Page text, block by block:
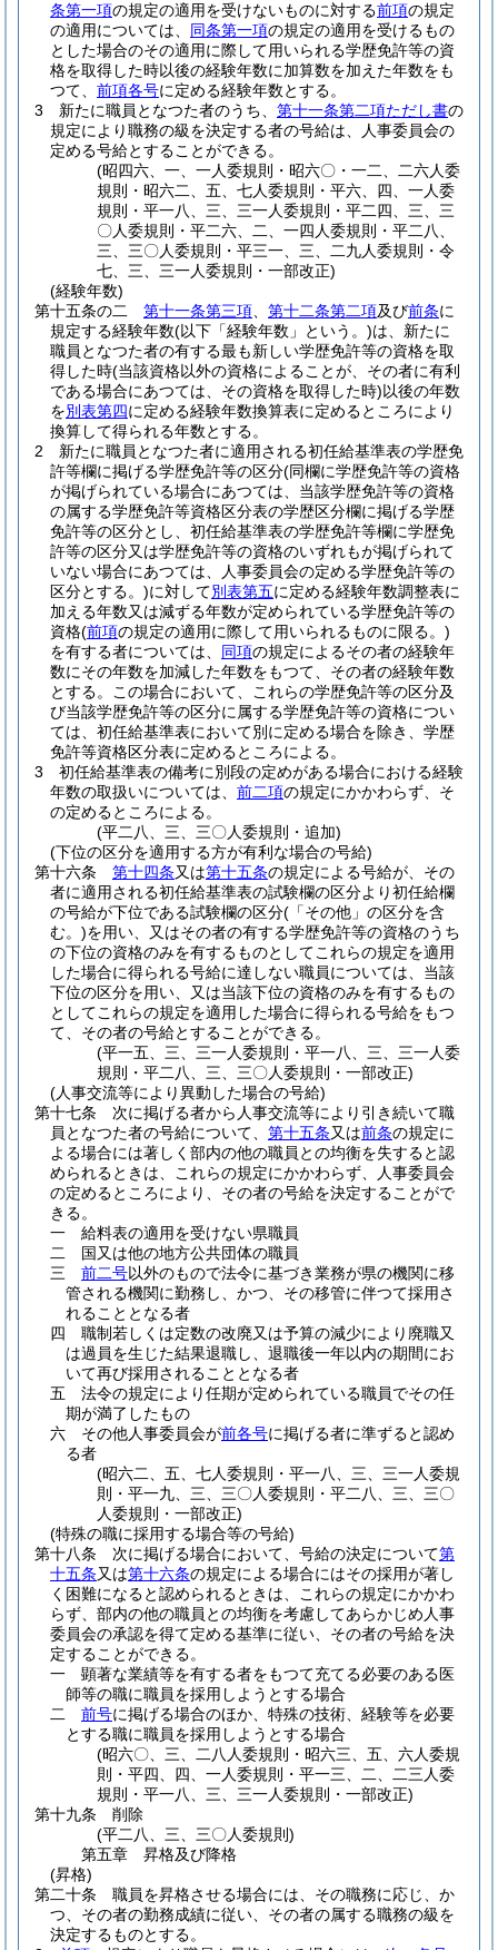
条第一項の規定の適用を受けないものに対する前項の規定
の適用については、 同条第一項の規定の適用を受けるもの
とした場合のその適用に際して用いられる学歴免許等の資
格を取得した時以後の経験年数に加算数を加えた年数をも
つて、 前項各号に定める経験年数とする。
3
新たに職員となつた者のうち、 第十一条第二項ただし書の
規定により職務の級を決定する者の号給は、人事委員会の
定める号給とすることができる。
(昭四六、一、一人委規則・昭六〇・一二、二六人委
規則・昭六二、五、七人委規則・平六、四、一人委
規則・平一八、三、三一人委規則・平二四、三、三
〇人委規則・平二六、二、一四人委規則・平二八、
三、三〇人委規則・平三一、三、二九人委規則・令
七、三、三一人委規則・一部改正)
(経験年数)
第十五条の二
第十一条第三項 第十二条第二項及び前条に
規定する経験年数(以下「経験年数」という。)は、新たに
職員となつた者の有する最も新しい学歴免許等の資格を取
得した時(当該資格以外の資格によることが、その者に有利
である場合にあつては、その資格を取得した時)以後の年数
を別表第四に定める経験年数換算表に定めるところにより
換算して得られる年数とする。
2
新たに職員となつた者に適用される初任給基準表の学歴免
許等欄に掲げる学歴免許等の区分(同欄に学歴免許等の資格
が掲げられている場合にあつては、当該学歴免許等の資格
の属する学歴免許等資格区分表の学歴区分欄に掲げる学歴
免許等の区分とし、初任給基準表の学歴免許等欄に学歴免
許等の区分又は学歴免許等の資格のいずれもが掲げられて
いない場合にあつては、人事委員会の定める学歴免許等の
区分とする。)に対して別表第五に定める経験年数調整表に
加える年数又は減ずる年数が定められている学歴免許等の
資格(前項の規定の適用に際して用いられるものに限る。)
を有する者については、 同項の規定によるその者の経験年
数にその年数を加減した年数をもつて、その者の経験年数
とする。
この場合において、これらの学歴免許等の区分及
び当該学歴免許等の区分に属する学歴免許等の資格につい
ては、初任給基準表において別に定める場合を除き、学歴
免許等資格区分表に定めるところによる。
3
初任給基準表の備考に別段の定めがある場合における経験
年数の取扱いについては、 前二項の規定にかかわらず、そ
の定めるところによる。
(平二八、三、三〇人委規則・追加)
(下位の区分を適用する方が有利な場合の号給)
第十六条
第十四条又は第十五条の規定による号給が、その
者に適用される初任給基準表の試験欄の区分より初任給欄
の号給が下位である試験欄の区分(「その他」の区分を含
む。)を用い、又はその者の有する学歴免許等の資格のうち
の下位の資格のみを有するものとしてこれらの規定を適用
した場合に得られる号給に達しない職員については、当該
下位の区分を用い、又は当該下位の資格のみを有するもの
としてこれらの規定を適用した場合に得られる号給をもつ
て、その者の号給とすることができる。
(平一五、三、三一人委規則・平一八、三、三一人委
規則・平二八、三、三〇人委規則・一部改正)
(人事交流等により異動した場合の号給)
第十七条
次に掲げる者から人事交流等により引き続いて職
員となつた者の号給について、 第十五条又は前条の規定に
よる場合には著しく部内の他の職員との均衡を失すると認
められるときは、これらの規定にかかわらず、人事委員会
の定めるところにより、その者の号給を決定することがで
きる。
一
給料表の適用を受けない県職員
二
国又は他の地方公共団体の職員
三
前二号以外のもので法令に基づき業務が県の機関に移
管される機関に勤務し、かつ、その移管に伴つて採用さ
れることとなる者
四
職制若しくは定数の改廃又は予算の減少により廃職又
は過員を生じた結果退職し、退職後一年以内の期間にお
いて再び採用されることとなる者
五
法令の規定により任期が定められている職員でその任
期が満了したもの
六
その他人事委員会が前各号に掲げる者に準ずると認め
る者
(昭六二、五、七人委規則・平一八、三、三一人委規
則・平一九、三、三〇人委規則・平二八、三、三〇
人委規則・一部改正)
(特殊の職に採用する場合等の号給)
第十八条
次に掲げる場合において、号給の決定について第
十五条又は第十六条の規定による場合にはその採用が著し
く困難になると認められるときは、これらの規定にかかわ
らず、部内の他の職員との均衡を考慮してあらかじめ人事
委員会の承認を得て定める基準に従い、その者の号給を決
定することができる。
一
顕著な業績等を有する者をもつて充てる必要のある医
師等の職に職員を採用しようとする場合
二
前号に掲げる場合のほか、特殊の技術、経験等を必要
とする職に職員を採用しようとする場合
(昭六〇、三、二八人委規則・昭六三、五、六人委規
則・平四、四、一人委規則・平一三、二、二三人委
規則・平一八、三、三一人委規則・一部改正)
第十九条
削除
(平二八、三、三〇人委規則)
第五章
昇格及び降格
(昇格)
第二十条
職員を昇格させる場合には、その職務に応じ、か
つ、その者の勤務成績に従い、その者の属する職務の級を
決定するものとする。